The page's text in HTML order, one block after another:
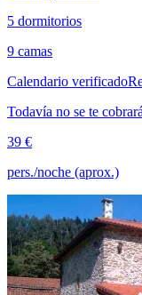
5 dormitorios
9 camas
Calendario verificado
Todavía no se te
39 €
pers./noche (aprox.)